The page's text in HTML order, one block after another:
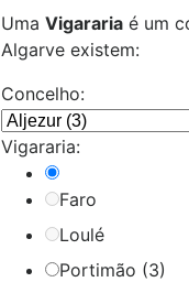
Uma Vigararia é um
Algarve existem:
Concelho:
Vigararia:
Faro
Loulé
Portimão (3)